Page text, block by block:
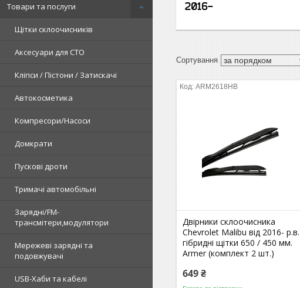
Товари та послуги
Щітки склоочисників
Аксесуари для СТО
Кліпси / Пістони / Затискачі
Автокосметика
Компресори/Насоси
Домкрати
Пускові дроти
Тримачі автомобільні
Зарядні/FM-
трансмітери,модулятори
Мережеві зарядні та
подовжувачі
USB-Хаби та кабелі
2016-
ARM2618HB
Двірники склоочисника
Chevrolet Malibu від 2016- р.в.
гібридні щітки 650 / 450 мм.
Armer (комплект 2 шт.)
649 ₴